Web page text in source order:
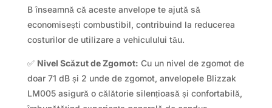
B înseamnă că aceste anvelope te ajută să
economisești combustibil, contribuind la reducerea
costurilor de utilizare a vehiculului tău.
✅ Nivel Scăzut de Zgomot: Cu un nivel de zgomot de
doar 71 dB și 2 unde de zgomot, anvelopele Blizzak
LM005 asigură o călătorie silențioasă și confortabilă,